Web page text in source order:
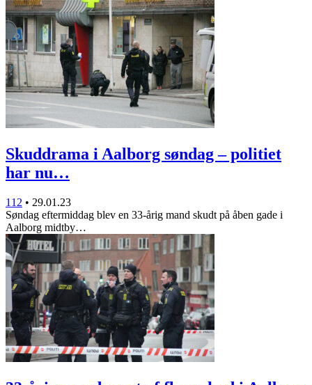
Skuddrama i Aalborg søndag – politiet
har nu…
112 • 29.01.23
Søndag eftermiddag blev en 33-årig mand skudt på åben gade i
Aalborg midtby…